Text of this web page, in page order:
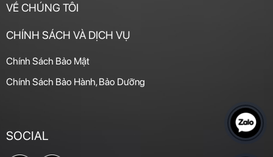
VỀ CHÚNG TÔI
CHÍNH SÁCH VÀ DỊCH VỤ
Chính Sách Bảo Mật
Chính Sách Bảo Hành, Bảo Dưỡng
SOCIAL